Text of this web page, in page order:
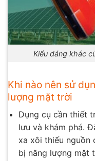
Kiểu dáng khác
Khi nào nên sử
lượng mặt trời
Dụng cụ cần thiết
lưu và khám phá.
xa xôi thiếu nguồn
bị năng lượng mặt